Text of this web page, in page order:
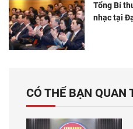
Tổng Bí
nhạc tại
CÓ THỂ BẠN QUAN